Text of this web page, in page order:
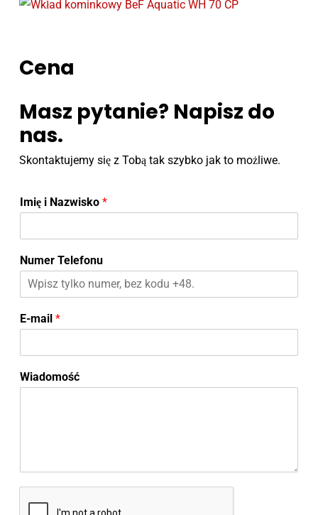
Cena
Masz pytanie? Napisz do
nas.
Skontaktujemy się z Tobą tak szybko jak to możliwe.
Imię i Nazwisko *
Numer Telefonu
E-mail *
Wiadomość